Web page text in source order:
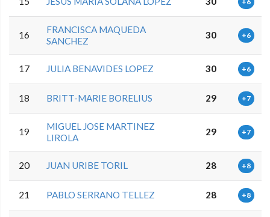
16
FRANCISCA MAQUEDA
SANCHEZ
30 +6
17 JULIA BENAVIDES LOPEZ 30 +6
18 BRITT-MARIE BORELIUS 29 +7
19
MIGUEL JOSE MARTINEZ
LIROLA
29 +7
20 JUAN URIBE TORIL 28 +8
21 PABLO SERRANO TELLEZ 28 +8